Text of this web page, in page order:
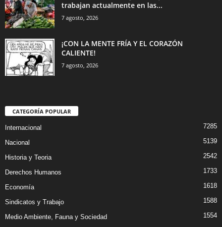
trabajan actualmente en las...
7 agosto, 2026
¡CON LA MENTE FRÍA Y EL CORAZÓN
CALIENTE!
7 agosto, 2026
CATEGORÍA POPULAR
Internacional 7285
Nacional 5139
Historia y Teoria 2542
Derechos Humanos 1733
Economía 1618
Sindicatos y Trabajo 1588
Medio Ambiente, Fauna y Sociedad 1554